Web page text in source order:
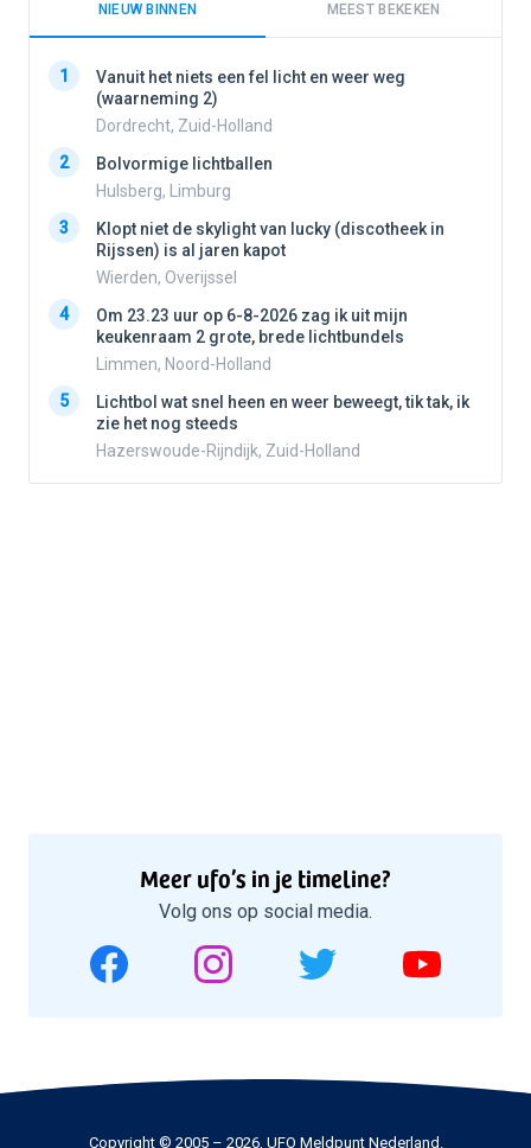
NIEUW BINNEN MEEST BEKEKEN
1
Vanuit het niets een fel licht en weer weg
(waarneming 2)
Dordrecht, Zuid-Holland
2
Bolvormige lichtballen
Hulsberg, Limburg
3
Klopt niet de skylight van lucky (discotheek in
Rijssen) is al jaren kapot
Wierden, Overijssel
4
Om 23.23 uur op 6-8-2026 zag ik uit mijn
keukenraam 2 grote, brede lichtbundels
Limmen, Noord-Holland
5
Lichtbol wat snel heen en weer beweegt, tik tak, ik
zie het nog steeds
Hazerswoude-Rijndijk, Zuid-Holland
Meer ufo’s in je timeline?
Volg ons op social media.
Copyright © 2005 – 2026, UFO Meldpunt Nederland.